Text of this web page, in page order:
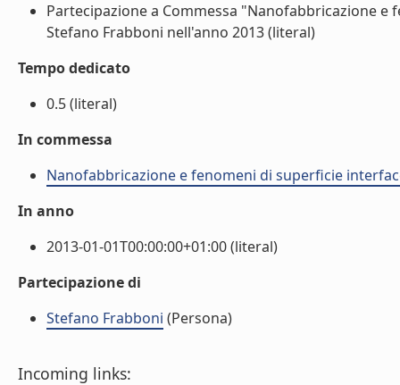
Partecipazione a Commessa "Nanofabbricazione e
Stefano Frabboni nell'anno 2013 (literal)
Tempo dedicato
0.5 (literal)
In commessa
Nanofabbricazione e fenomeni di superficie
In anno
2013-01-01T00:00:00+01:00 (literal)
Partecipazione di
Stefano Frabboni (Persona)
Incoming links: